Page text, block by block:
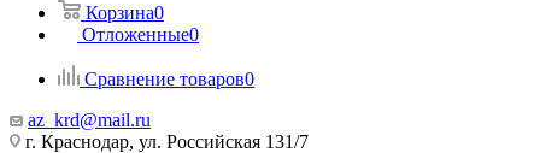
Корзина0
Отложенные0
Сравнение товаров0
az_krd@mail.ru
г. Краснодар, ул. Российская 131/7